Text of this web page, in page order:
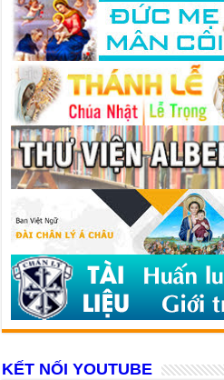
KẾT NỐI YOUTUBE